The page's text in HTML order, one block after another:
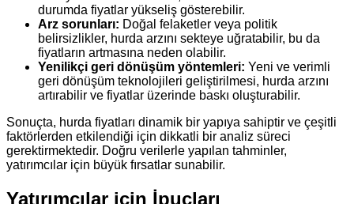
durumda fiyatlar yükseliş gösterebilir.
Arz sorunları: Doğal felaketler veya politik
belirsizlikler, hurda arzını sekteye uğratabilir, bu da
fiyatların artmasına neden olabilir.
Yenilikçi geri dönüşüm yöntemleri: Yeni ve verimli
geri dönüşüm teknolojileri geliştirilmesi, hurda arzını
artırabilir ve fiyatlar üzerinde baskı oluşturabilir.
Sonuçta, hurda fiyatları dinamik bir yapıya sahiptir ve çeşitli
faktörlerden etkilendiği için dikkatli bir analiz süreci
gerektirmektedir. Doğru verilerle yapılan tahminler,
yatırımcılar için büyük fırsatlar sunabilir.
Yatırımcılar için İpuçları